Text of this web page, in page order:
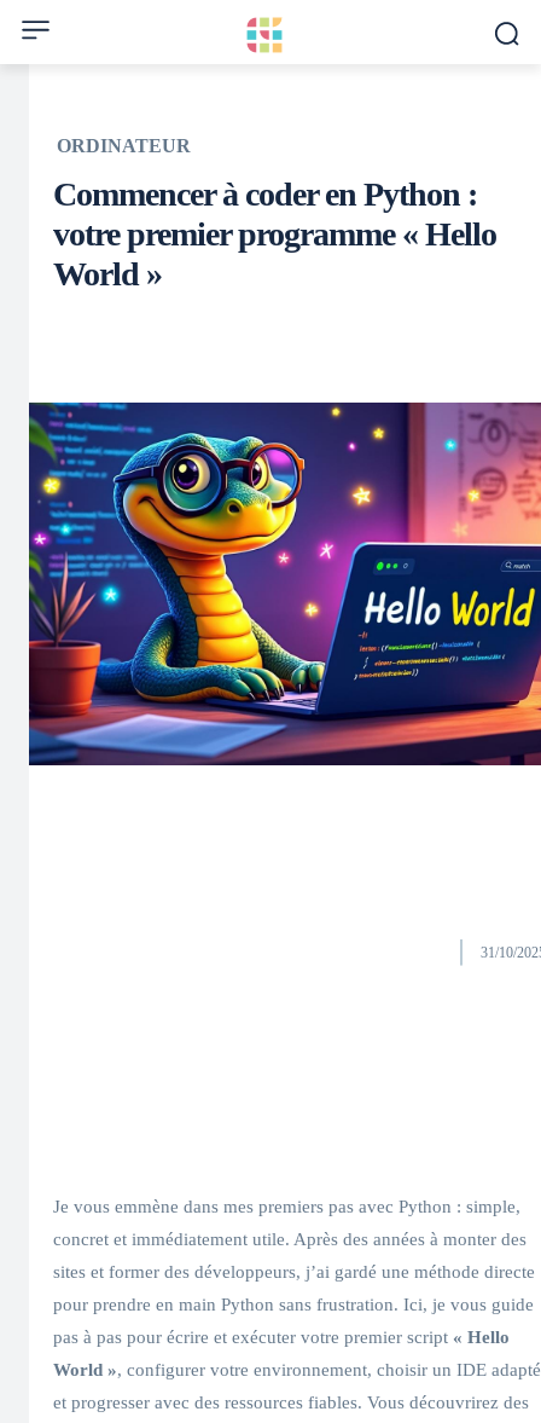
ORDINATEUR
Commencer à coder en Python :
votre premier programme « Hello
World »
31/10/
Je vous emmène dans mes premiers pas avec Python : simple,
concret et immédiatement utile. Après des années à monter des
sites et former des développeurs, j’ai gardé une méthode directe
pour prendre en main Python sans frustration. Ici, je vous guide
pas à pas pour écrire et exécuter votre premier script « Hello
World », configurer votre environnement, choisir un IDE adapté
et progresser avec des ressources fiables. Vous découvrirez des